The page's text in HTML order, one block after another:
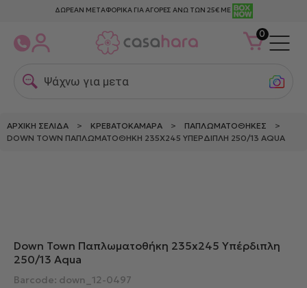
ΔΩΡΕΑΝ ΜΕΤΑΦΟΡΙΚΑ ΓΙΑ ΑΓΟΡΕΣ ΑΝΩ ΤΩΝ 25€ ΜΕ
0
Ψάχνω για μεταξω
ΑΡΧΙΚΉ ΣΕΛΊΔΑ > ΚΡΕΒΑΤΟΚΆΜΑΡΑ > ΠΑΠΛΩΜΑΤΟΘΉΚΕΣ >
DOWN TOWN ΠΑΠΛΩΜΑΤΟΘΉΚΗ 235X245 ΥΠΈΡΔΙΠΛΗ 250/13 AQUA
Down Town Παπλωματοθήκη 235x245 Υπέρδιπλη
250/13 Aqua
Barcode: down_12-0497